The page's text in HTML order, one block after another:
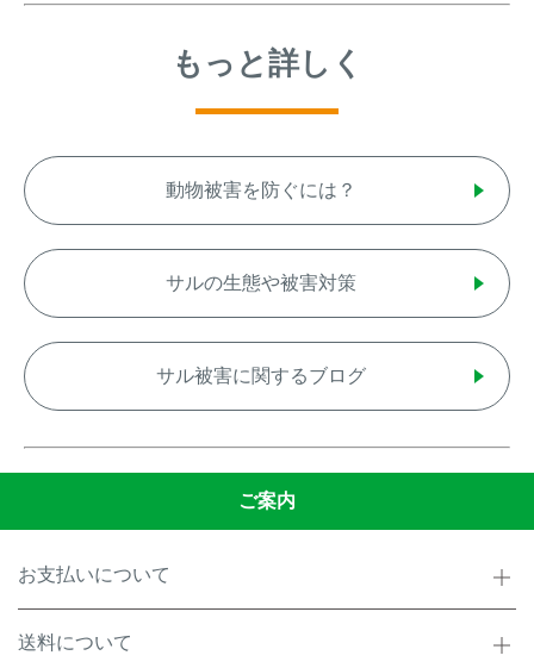
もっと詳しく
動物被害を防ぐには？
サルの生態や被害対策
サル被害に関するブログ
ご案内
お支払いについて
送料について